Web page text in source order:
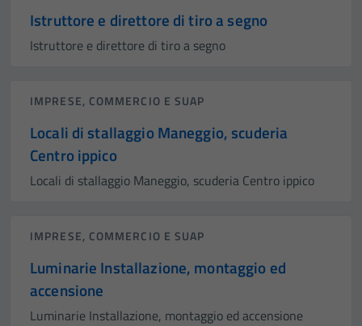
Istruttore e direttore di tiro a segno
Istruttore e direttore di tiro a segno
IMPRESE, COMMERCIO E SUAP
Locali di stallaggio Maneggio, scuderia
Centro ippico
Locali di stallaggio Maneggio, scuderia Centro ippico
IMPRESE, COMMERCIO E SUAP
Luminarie Installazione, montaggio ed
accensione
Luminarie Installazione, montaggio ed accensione